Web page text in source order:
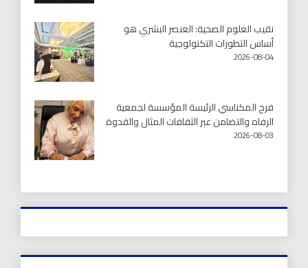
نقيب العلوم الصحية: العنصر البشري هو
أساس التطورات التكنولوجية
2026-08-04
فرح المكناسي الرئيسة المؤسسة لجمعية
الرفاه والتضامن عبر الثقافات المثال والقدوة
2026-08-03